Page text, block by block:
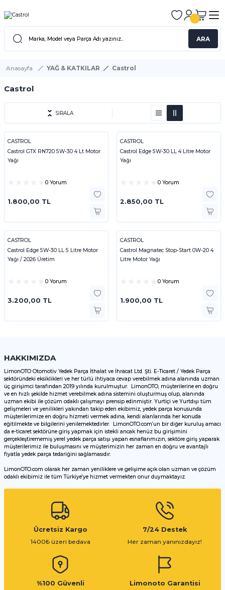
ARA
Anasayfa YAĞ & KATKILAR Castrol
Castrol
SIRALA
CASTROL
Castrol GTX RN720 5W-30 4 Lt Motor
Yağı
0 Yorum
1.800,00 TL
CASTROL
Castrol Edge 5W-30 LL 4 Litre Motor
Yağı
0 Yorum
2.850,00 TL
CASTROL
Castrol Edge 5W-30 LL 5 Litre Motor
Yağı / 2026 Üretim
0 Yorum
3.200,00 TL
CASTROL
Castrol Magnatec Stop-Start 0W-20 4
Litre Motor Yağı
0 Yorum
1.900,00 TL
HAKKIMIZDA
LimonOTO Otomotiv Yedek Parça İthalat ve İhracat Ltd. Şti. E-Ticaret / Yedek Parça
sektöründeki eksiklikleri ve her türlü ihtiyaca cevap verebilmek adına alanında uzman
üç girişimci tarafından 2019 yılında kurulmuştur. LimonOTO, müşterilerine en doğru
ve en hızlı şekilde hizmet verebilmek adına sistemini oluşturmuş olup, alanında
uzman ekibi ile çözüm odaklı çalışmayı prensip edinmiştir. Yurtiçi ve Yurtdışı tüm
gelişmeleri ve yenilikleri yakından takip eden ekibimiz, yedek parça konusunda
müşterilerimize en doğru hizmeti vermek adına, kendi alanlarında her konuda
eğitilmekte ve bilgilerini yenilemektedirler. LimonOTO.com’un bir diğer kuruluş amacı
da e-ticaret sektörüne giriş yapmak için istekli ancak henüz bu girişimini
gerçekleştirememiş yerel yedek parça satışı yapan esnaflarımızın, sektöre giriş yaparak
müşterilerimiz ile buluşmasını ve müşterimizin her zaman en doğru ve avantajlı
fiyatla yedek parça tedariğini sağlamasıdır.
LimonOTO.com olarak her zaman yeniliklere ve gelişime açık olan uzman ve çözüm
odaklı ekibimiz ile tüm Türkiye’ye hizmet vermekten onur duymaktayız.
Ücretsiz Kargo
1400₺ üzeri bedava
7/24 Destek
Her zaman yanınızdayız!
%100 Güvenli
Limonoto Garantisi